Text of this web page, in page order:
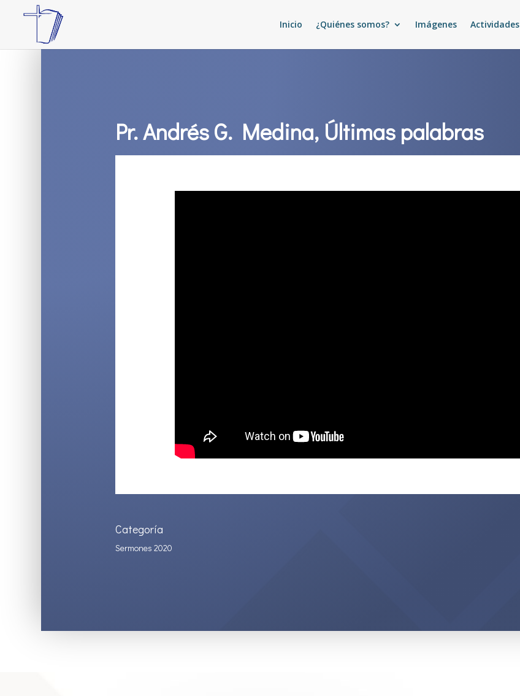
Inicio ¿Quiénes somos? Imágenes Actividades
Pr. Andrés G. Medina, Últimas palabras
Categoría
Sermones 2020